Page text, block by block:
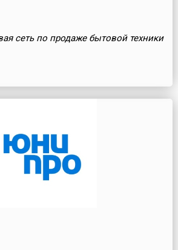
сеть по продаже бытовой техники